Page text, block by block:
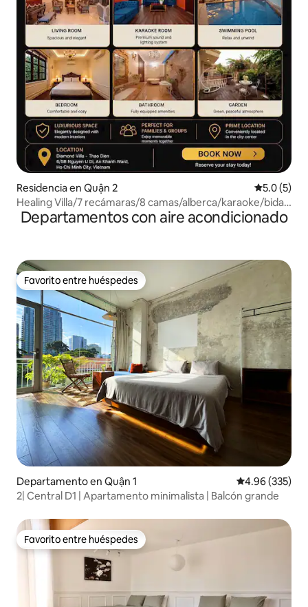
Residencia en Quận 2
5.0 (5)
Healing Villa/7 recámaras/8 camas/alberca/karaoke/bida,
BBQ
Departamentos con aire acondicionado
Favorito entre huéspedes
Favorito entre huéspedes
Departamento en Quận 1 Calificación
4.96 (335)
2| Central D1 | Apartamento minimalista | Balcón grande
Favorito entre huéspedes
Favorito entre huéspedes